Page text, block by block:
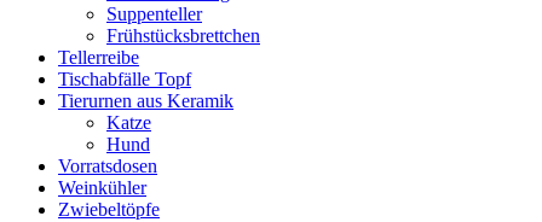
Suppenteller
Frühstücksbrettchen
Tellerreibe
Tischabfälle Topf
Tierurnen aus Keramik
Katze
Hund
Vorratsdosen
Weinkühler
Zwiebeltöpfe